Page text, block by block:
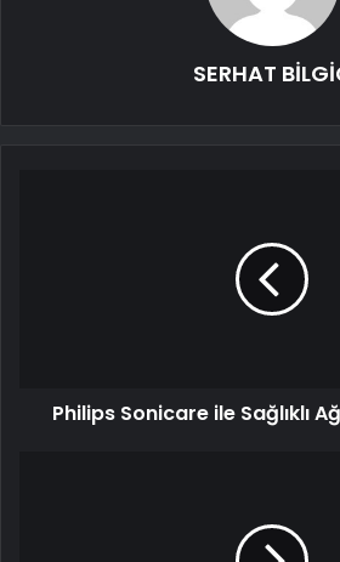
SERHAT
Philips Sonicare ile Sağlıklı